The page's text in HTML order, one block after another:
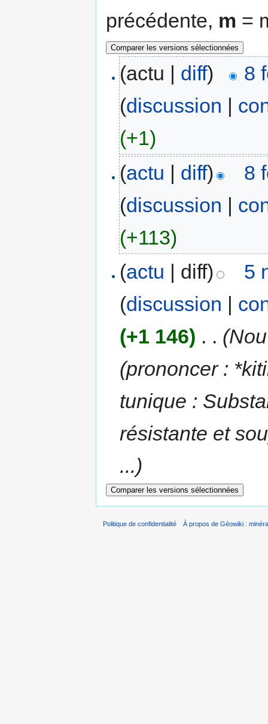
précédente, m =
(actu | diff)
8
(discussion |
(+1)
(actu | diff)
8
(discussion |
(+113)
(actu | diff)
5
(discussion |
(+1 146) . .
(prononcer :
tunique :
résistante et
...)
Politique de confidentialité À propos de Géowiki :